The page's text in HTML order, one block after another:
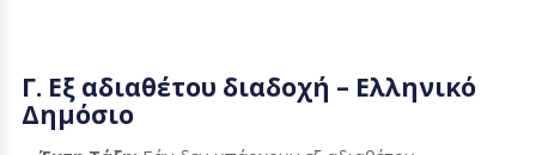
Γ. Εξ αδιαθέτου διαδοχή – Ελληνικό
Δημόσιο